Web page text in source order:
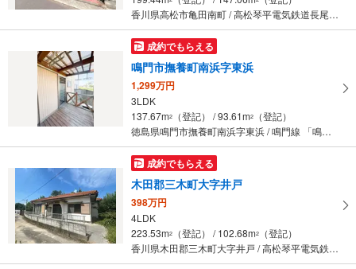
香川県高松市亀田南町 / 高松琴平電気鉄道長尾線 「高田」駅 徒歩10分
成約でもらえる
鳴門市撫養町南浜字東浜
1,299万円
3LDK
137.67m2 （登記） / 93.61m2
（登記）
徳島県鳴門市撫養町南浜字東浜 / 鳴門線 「鳴門」駅 徒歩10分
成約でもらえる
木田郡三木町大字井戸
398万円
4LDK
223.53m2 （登記） / 102.68m2
（登記）
香川県木田郡三木町大字井戸 / 高松琴平電気鉄道長尾線 「井戸」駅から2800m 車:6分